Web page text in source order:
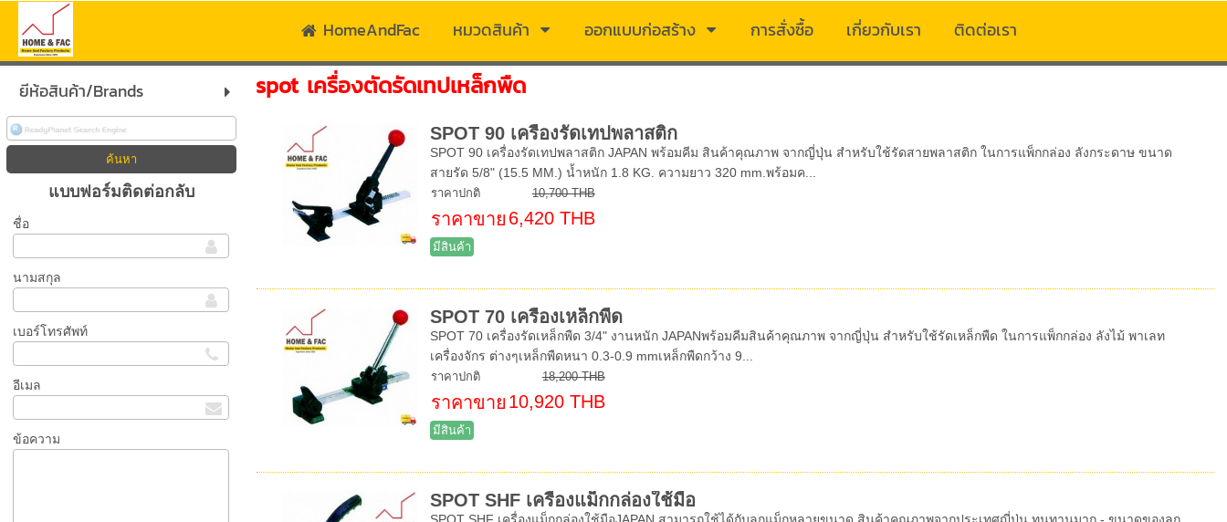
HomeAndFac หมวดสินค้า ออกแบบก่อสร้าง การสั่งซื้อ เกี่ยวกับเรา ติดต่อเรา
ยีห้อสินค้า/Brands
แบบฟอร์มติดต่อกลับ
ชื่อ
นามสกุล
เบอร์โทรศัพท์
อีเมล
ข้อความ
spot เครื่องตัดรัดเทปเหล็กพืด
SPOT 90 เครื่องรัดเทปพลาสติก
SPOT 90 เครื่องรัดเทปพลาสติก JAPAN พร้อมคีม สินค้าคุณภาพ จากญี่ปุ่น สำหรับใช้รัดสายพลาสติก ในการแพ็กกล่อง ลังกระดาษ ขนาด
สายรัด 5/8" (15.5 MM.) น้ำหนัก 1.8 KG. ความยาว 320 mm.พร้อมค...
ราคาปกติ 10,700 THB
ราคาขาย 6,420 THB
มีสินค้า
SPOT 70 เครื่องเหล็กพืด
SPOT 70 เครื่องรัดเหล็กพืด 3/4" งานหนัก JAPANพร้อมคีมสินค้าคุณภาพ จากญี่ปุ่น สำหรับใช้รัดเหล็กพืด ในการแพ็กกล่อง ลังไม้ พาเลท
เครื่องจักร ต่างๆเหล็กพืดหนา 0.3-0.9 mmเหล็กพืดกว้าง 9...
ราคาปกติ 18,200 THB
ราคาขาย 10,920 THB
มีสินค้า
SPOT SHF เครื่องแม็กกล่องใช้มือ